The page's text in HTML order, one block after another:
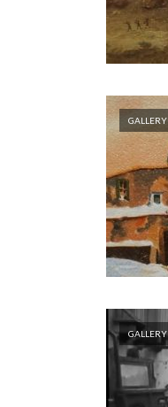
GALLERY
GALLERY